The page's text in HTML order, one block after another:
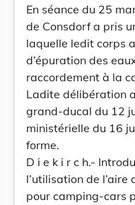
En séance du 25
de Consdorf a pris
laquelle ledit corps
d’épuration des
raccordement à la
Ladite délibération
grand-ducal du 12
ministérielle du 16
forme.
D i e k i r c h.-
l’utilisation de
pour camping-cars